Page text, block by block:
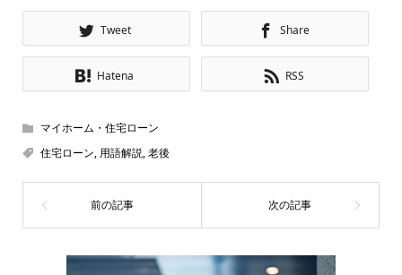
Tweet Share
Hatena RSS
マイホーム・住宅ローン
住宅ローン, 用語解説,老後